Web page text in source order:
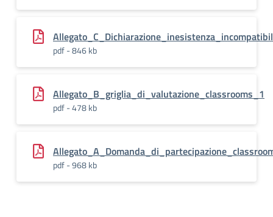
pdf - 846 kb
Allegato_B_griglia_di_valutazione_classrooms_1
pdf - 478 kb
pdf - 968 kb